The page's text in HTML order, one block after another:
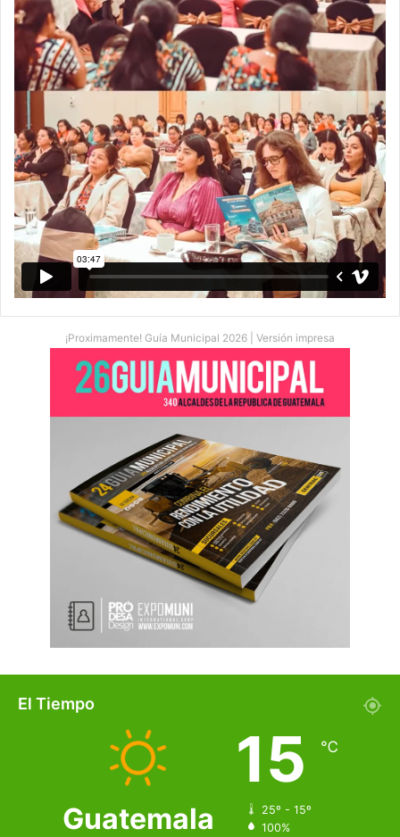
¡Proximamente! Guía Municipal 2026 | Versión impresa
El Tiempo
Guatemala
15 ℃
25º - 15º
100%